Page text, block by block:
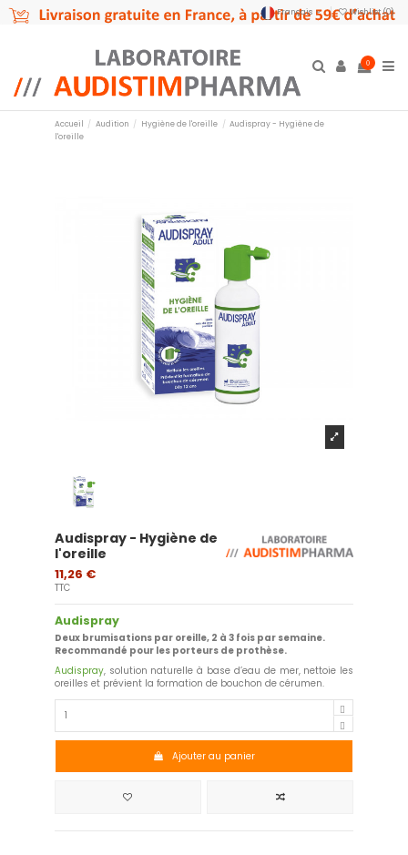
Français Wishlist (0)
0
Accueil Audition Hygiène de l'oreille
Audispray - Hygiène de
l'oreille
Audispray - Hygiène de
l'oreille
11,26 €
TTC
Audispray
Deux brumisations par oreille, 2 à 3 fois par semaine.
Recommandé pour les porteurs de prothèse.
Audispray, solution naturelle à base d’eau de mer, nettoie les
oreilles et prévient la formation de bouchon de cérumen.
Ajouter au panier